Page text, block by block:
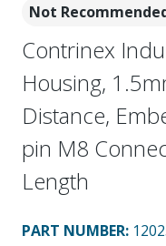
Not
Contrinex
Housing,
Distance,
pin M8
Length
PART NUMBER: